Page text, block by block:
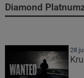
Diamond
28